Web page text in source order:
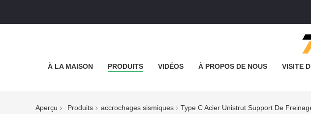
À LA MAISON PRODUITS VIDÉOS À PROPOS DE NOUS VISITE
Aperçu Produits accrochages sismiques Type C Acier Unistrut Support De